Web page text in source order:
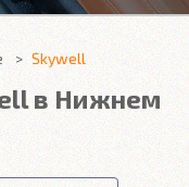
Skywell
в Нижнем